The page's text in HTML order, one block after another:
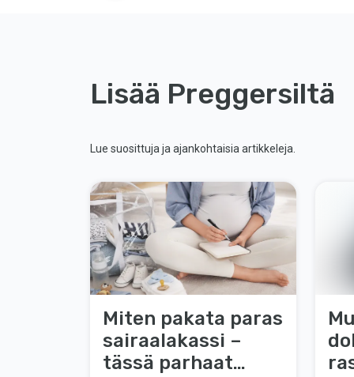
Lisää Preggersiltä
Lue suosittuja ja ajankohtaisia artikkeleja.
Miten pakata paras
sairaalakassi –
tässä parhaat